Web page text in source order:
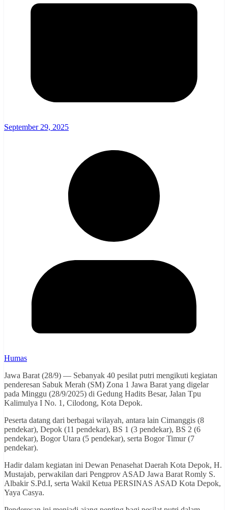
September 29, 2025
Humas
Jawa Barat (28/9) — Sebanyak 40 pesilat putri mengikuti kegiatan
penderesan Sabuk Merah (SM) Zona 1 Jawa Barat yang digelar
pada Minggu (28/9/2025) di Gedung Hadits Besar, Jalan Tpu
Kalimulya I No. 1, Cilodong, Kota Depok.
Peserta datang dari berbagai wilayah, antara lain Cimanggis (8
pendekar), Depok (11 pendekar), BS 1 (3 pendekar), BS 2 (6
pendekar), Bogor Utara (5 pendekar), serta Bogor Timur (7
pendekar).
Hadir dalam kegiatan ini Dewan Penasehat Daerah Kota Depok, H.
Mustajab, perwakilan dari Pengprov ASAD Jawa Barat Romly S.
Albakir S.Pd.I, serta Wakil Ketua PERSINAS ASAD Kota Depok,
Yaya Casya.